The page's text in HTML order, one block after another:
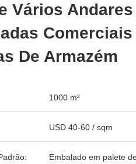
Vários
Comerciais
De Armazém
1000 m²
USD 40-60 / sqm
Embalado em palete